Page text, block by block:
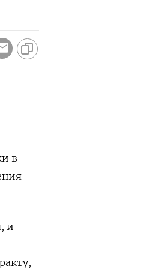
в
и